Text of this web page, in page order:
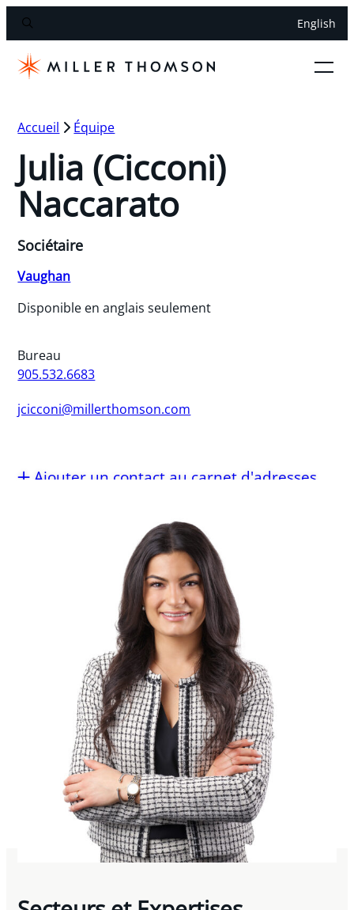
English
Accueil Équipe
Julia (Cicconi)
Naccarato
Sociétaire
Vaughan
Disponible en anglais seulement
Bureau
905.532.6683
jcicconi@millerthomson.com
Ajouter un contact au carnet d'adresses